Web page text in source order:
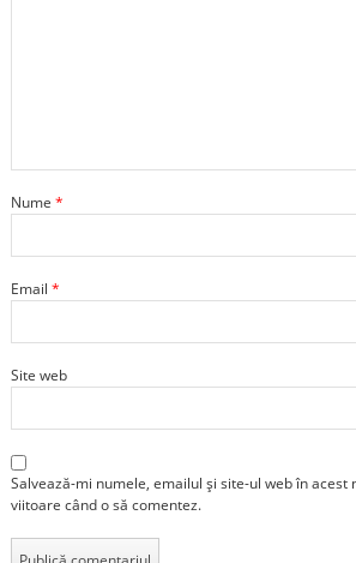
Nume *
Email *
Site web
Salvează-mi numele, emailul și site-ul web în acest
viitoare când o să comentez.